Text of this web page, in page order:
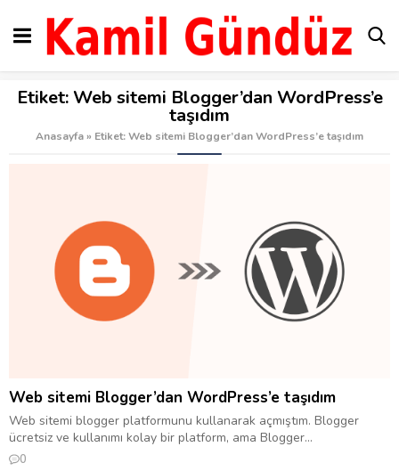
Etiket: Web sitemi Blogger’dan WordPress’e
taşıdım
Anasayfa» Etiket: Web sitemi Blogger’dan WordPress’e taşıdım
Web sitemi Blogger’dan WordPress’e taşıdım
Web sitemi blogger platformunu kullanarak açmıştım. Blogger
ücretsiz ve kullanımı kolay bir platform, ama Blogger...
0